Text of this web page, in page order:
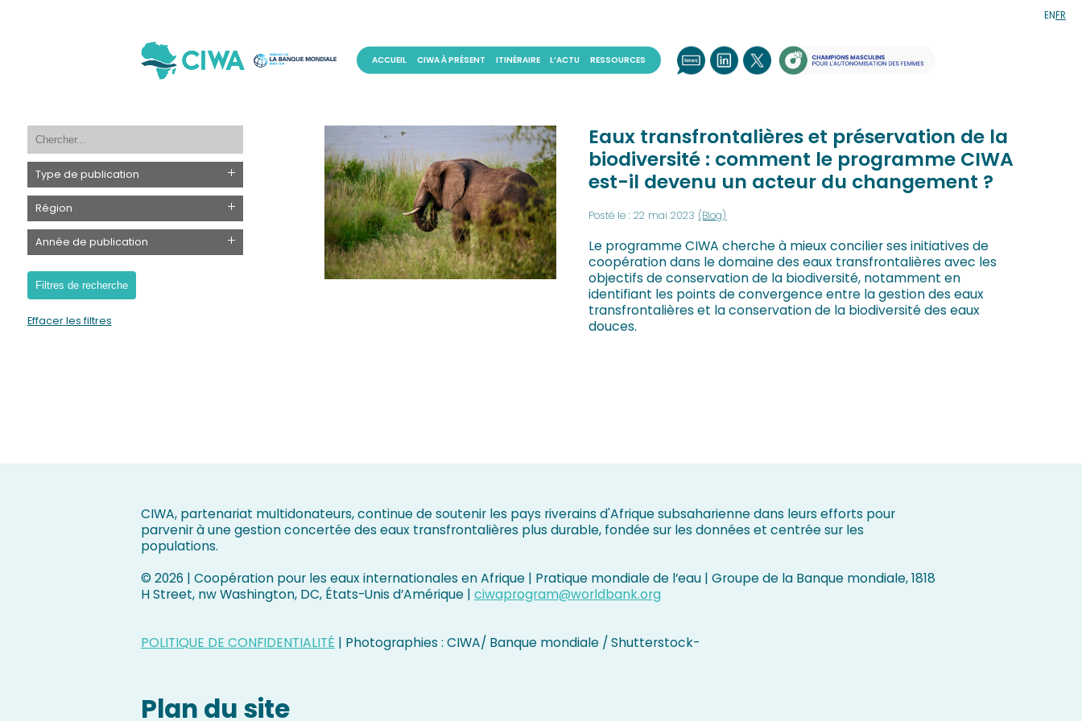
ENFR
ACCUEIL CIWA À PRÉSENT ITINÉRAIRE L’ACTU RESSOURCES
Type de publication
Région
Année de publication
Effacer les filtres
Eaux transfrontalières et préservation de la
biodiversité : comment le programme CIWA
est-il devenu un acteur du changement ?
Posté le : 22 mai 2023 (Blog)
Le programme CIWA cherche à mieux concilier ses initiatives de
coopération dans le domaine des eaux transfrontalières avec les
objectifs de conservation de la biodiversité, notamment en
identifiant les points de convergence entre la gestion des eaux
transfrontalières et la conservation de la biodiversité des eaux
douces.
CIWA, partenariat multidonateurs, continue de soutenir les pays riverains d'Afrique subsaharienne dans leurs efforts pour
parvenir à une gestion concertée des eaux transfrontalières plus durable, fondée sur les données et centrée sur les
populations.
© 2026 | Coopération pour les eaux internationales en Afrique | Pratique mondiale de l’eau | Groupe de la Banque mondiale, 1818
H Street, nw Washington, DC, États-Unis d’Amérique | ciwaprogram@worldbank.org
POLITIQUE DE CONFIDENTIALITÉ | Photographies : CIWA/ Banque mondiale / Shutterstock-
Plan du site